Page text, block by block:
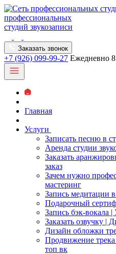
профессиональных
студий звукозаписи
Заказать звонок
+7 (926) 099-99-27 Ежедневно
Главная
Услуги
Записать песню в
Аренда студии
Заказать
заказ
Зачем нужно
мастеринг
Запись медитации
Подарочный
Запись бэк-вокала |
Заказать озвучку |
Дизайн обложки
Продвижение трека
топ вк